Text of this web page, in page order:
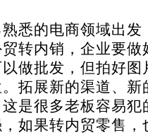
悉的电商领域出发
转内销，企业要
做批发，但拍好图
拓展新的渠道、新
是很多老板容易
如果转内贸零售